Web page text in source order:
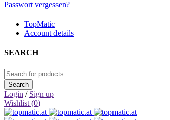
Passwort vergessen?
TopMatic
Account details
SEARCH
Login / Sign up
Wishlist (0)